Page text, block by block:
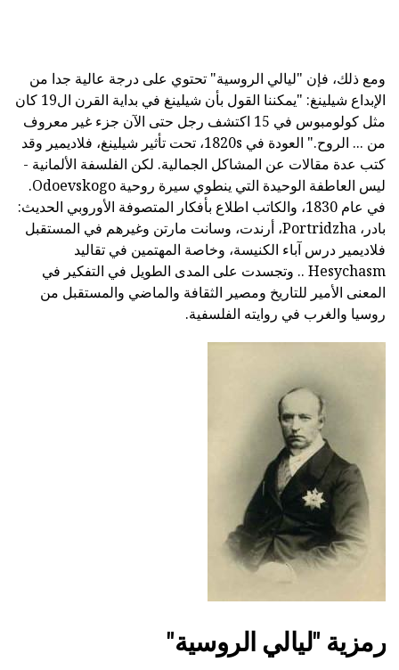
ومع ذلك، فإن "ليالي الروسية" تحتوي على درجة عالية جدا من
الإبداع شيلينغ: "يمكننا القول بأن شيلينغ في بداية القرن ال19 كان
مثل كولومبوس في 15 اكتشف رجل حتى الآن جزء غير معروف
من ... الروح." العودة في 1820s، تحت تأثير شيلينغ، فلاديمير وقد
كتب عدة مقالات عن المشاكل الجمالية. لكن الفلسفة الألمانية -
ليس العاطفة الوحيدة التي ينطوي سيرة روحية Odoevskogo.
في عام 1830، والكاتب اطلاع بأفكار المتصوفة الأوروبي الحديث:
بادر، Portridzha، أرندت، وسانت مارتن وغيرهم في المستقبل
فلاديمير درس آباء الكنيسة، وخاصة المهتمين في تقاليد
Hesychasm .. وتجسدت على المدى الطويل في التفكير في
المعنى الأمير للتاريخ ومصير الثقافة والماضي والمستقبل من
روسيا والغرب في روايته الفلسفية.
رمزية "ليالي الروسية"